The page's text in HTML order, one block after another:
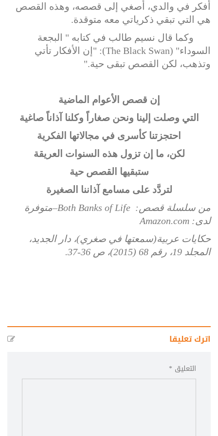
أفكر في والدي، أصغي إلى قصصه، وهذه القصص
هي التي تبقي ذكرياتي معه متوقدة.
وكما قال نسيم طالب في كتابه " البجعة
السوداء" (The Black Swan
)
: "إن الأفكار تأتي
وتذهب، لكن القصص تبقى حية."
إن قصص الأعوام الماضية
التي وصلت إلينا ونحن صغاراً وكلنا آذاناً صاغية
احتجزتنا كأسرى في مجالاتها الفكرية
لكن، ما إن تزول هذه السنوات العريقة
ستبقيها القصص حية
لتردَّد على مسامع آذاننا الصغيرة
من سلسلة قصص: Both Banks of Life–متوفرة
لدى: Amazon.com
حكايات عربية(سمعتها في صغري)، دار الجديد،
المجلد 19، رقم 68 (2015)، ص 36-
37
.
اترك تعليقا
التعليق *